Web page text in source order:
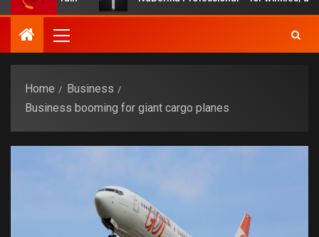
Home
Business
Business booming for giant cargo planes